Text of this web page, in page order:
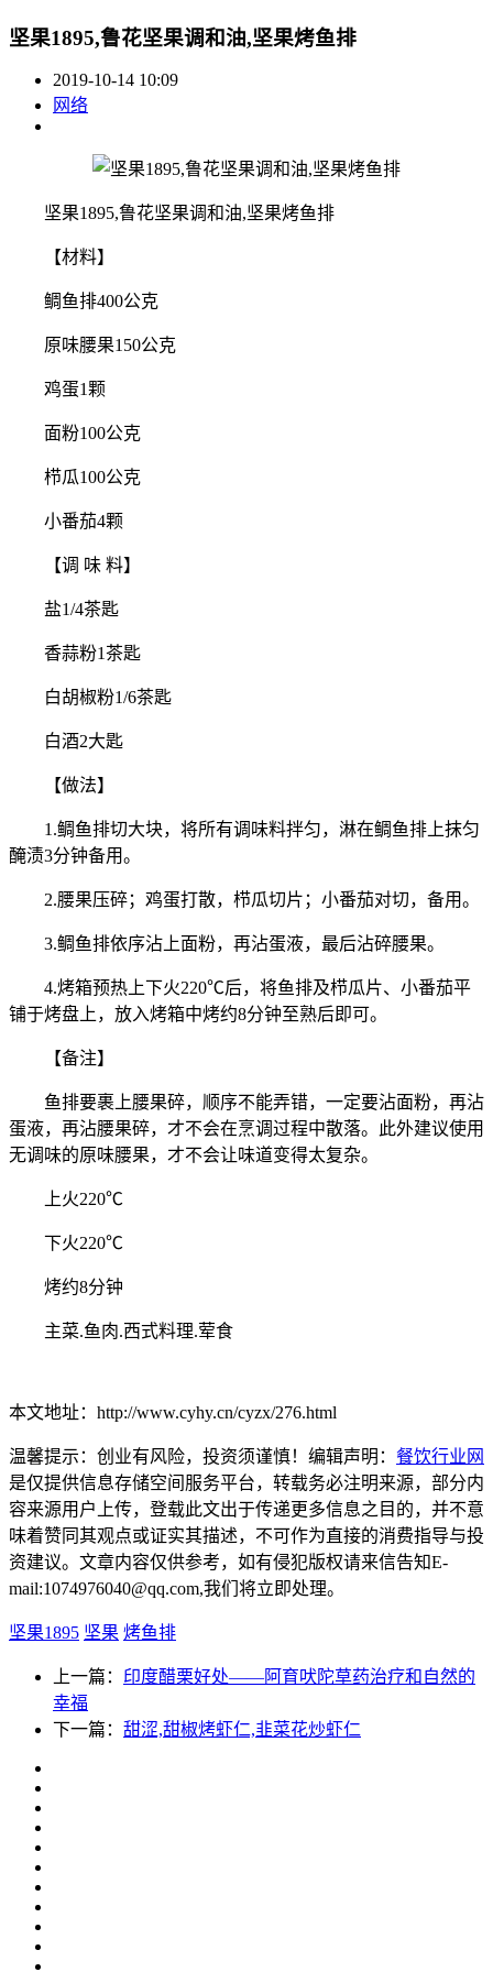
坚果1895,鲁花坚果调和油,坚果烤鱼排
2019-10-14 10:09
网络
坚果1895,鲁花坚果调和油,坚果烤鱼排
【材料】
鲷鱼排400公克
原味腰果150公克
鸡蛋1颗
面粉100公克
栉瓜100公克
小番茄4颗
【调 味 料】
盐1/4茶匙
香蒜粉1茶匙
白胡椒粉1/6茶匙
白酒2大匙
【做法】
1.鲷鱼排切大块，将所有调味料拌匀，淋在鲷鱼排上抹匀
醃渍3分钟备用。
2.腰果压碎；鸡蛋打散，栉瓜切片；小番茄对切，备用。
3.鲷鱼排依序沾上面粉，再沾蛋液，最后沾碎腰果。
4.烤箱预热上下火220℃后，将鱼排及栉瓜片、小番茄平
铺于烤盘上，放入烤箱中烤约8分钟至熟后即可。
【备注】
鱼排要裹上腰果碎，顺序不能弄错，一定要沾面粉，再沾
蛋液，再沾腰果碎，才不会在烹调过程中散落。此外建议使用
无调味的原味腰果，才不会让味道变得太复杂。
上火220℃
下火220℃
烤约8分钟
主菜.鱼肉.西式料理.荤食
本文地址：http://www.cyhy.cn/cyzx/276.html
温馨提示：创业有风险，投资须谨慎！编辑声明： 餐饮行业网
是仅提供信息存储空间服务平台，转载务必注明来源，部分内
容来源用户上传，登载此文出于传递更多信息之目的，并不意
味着赞同其观点或证实其描述，不可作为直接的消费指导与投
资建议。文章内容仅供参考，如有侵犯版权请来信告知E-
mail:1074976040@qq.com,我们将立即处理。
坚果1895 坚果 烤鱼排
上一篇： 印度醋栗好处——阿育吠陀草药治疗和自然的
幸福
下一篇： 甜涩,甜椒烤虾仁,韭菜花炒虾仁